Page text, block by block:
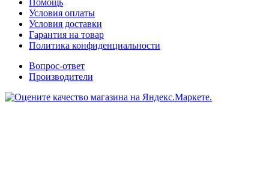
Помощь
Условия оплаты
Условия доставки
Гарантия на товар
Политика конфиденциальности
Вопрос-ответ
Производители